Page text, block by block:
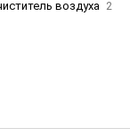
воздуха 2